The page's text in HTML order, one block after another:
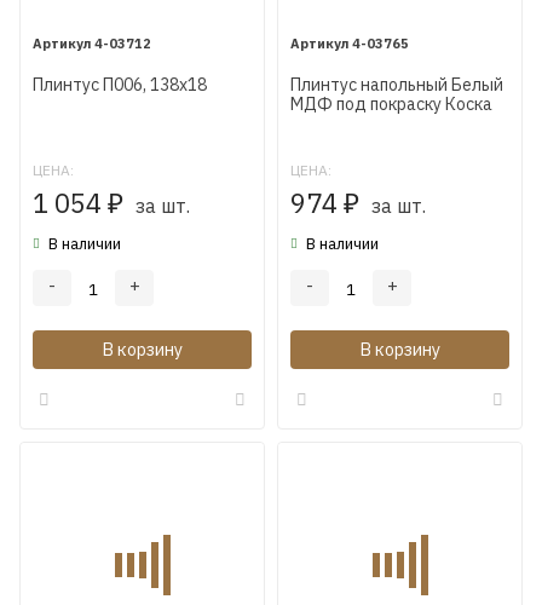
4-03712
Плинтус П006, 138х18
ЦЕНА:
1 054 ₽ за шт.
В наличии
- +
В корзину
4-03765
Плинтус напольный Белый
МДФ под покраску Коска
ЦЕНА:
974 ₽ за шт.
В наличии
- +
В корзину